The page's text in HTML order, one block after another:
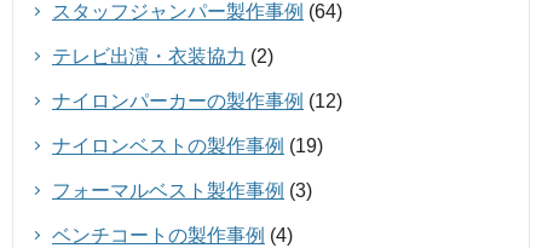
スタッフジャンパー製作事例 (64)
テレビ出演・衣装協力 (2)
ナイロンパーカーの製作事例 (12)
ナイロンベストの製作事例 (19)
フォーマルベスト製作事例 (3)
ベンチコートの製作事例 (4)